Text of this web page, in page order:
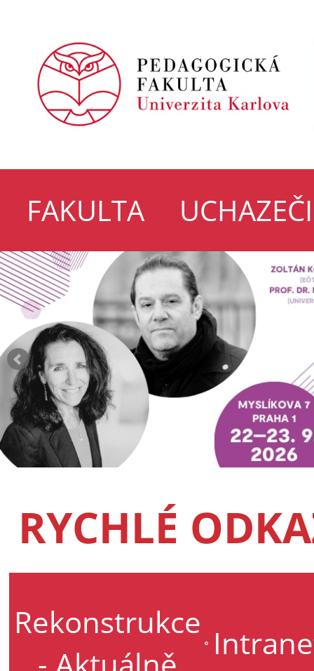
FAKULTA UCHAZEČI
RYCHLÉ
Rekonstrukce